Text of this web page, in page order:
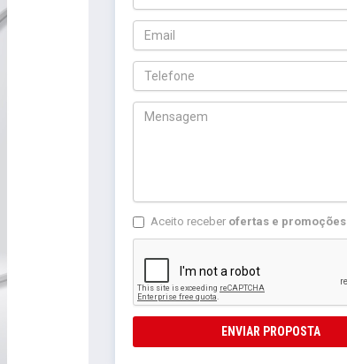
Aceito receber ofertas e promoções
ENVIAR PROPOSTA